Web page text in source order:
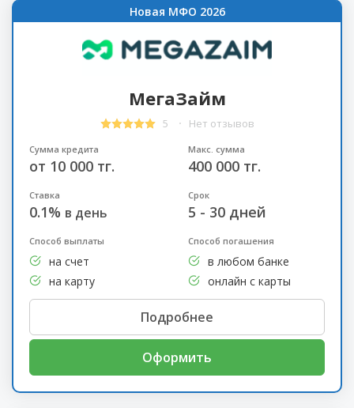
Новая МФО 2026
МегаЗайм
5 Нет отзывов
Сумма кредита
от 10 000 тг.
Макс. сумма
400 000 тг.
Ставка
0.1% в день
Срок
5 - 30 дней
Способ выплаты
на счет
на карту
Способ погашения
в любом банке
онлайн с карты
Подробнее
Оформить